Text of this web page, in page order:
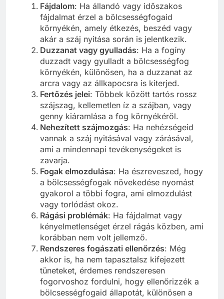
Fájdalom: Ha állandó vagy időszakos
fájdalmat érzel a bölcsességfogaid
környékén, amely étkezés, beszéd vagy
akár a száj nyitása során is jelentkezik.
Duzzanat vagy gyulladás: Ha a fogíny
duzzadt vagy gyulladt a bölcsességfog
környékén, különösen, ha a duzzanat az
arcra vagy az állkapocsra is kiterjed.
Fertőzés jelei: Többek között tartós rossz
szájszag, kellemetlen íz a szájban, vagy
genny kiáramlása a fog környékéről.
Nehezített szájmozgás: Ha nehézségeid
vannak a száj nyitásával vagy zárásával,
ami a mindennapi tevékenységeket is
zavarja.
Fogak elmozdulása: Ha észreveszed, hogy
a bölcsességfogak növekedése nyomást
gyakorol a többi fogra, ami elmozdulást
vagy torlódást okoz.
Rágási problémák: Ha fájdalmat vagy
kényelmetlenséget érzel rágás közben, ami
korábban nem volt jellemző.
Rendszeres fogászati ellenőrzés: Még
akkor is, ha nem tapasztalsz kifejezett
tüneteket, érdemes rendszeresen
fogorvoshoz fordulni, hogy ellenőrizzék a
bölcsességfogaid állapotát, különösen a